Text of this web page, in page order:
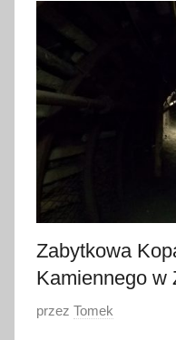
1
c
Zabytkowa
Kamiennego w
O
przez Tomek